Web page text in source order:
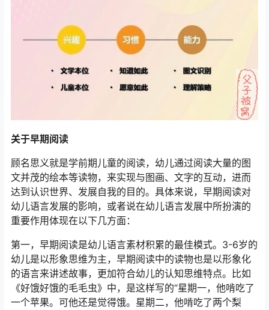
关于早期阅读
顾名思义就是学前期儿童的阅读，幼儿通过阅读大量的图
文并茂的绘本等读物，来实现与图画、文字的互动，进而
达到认识世界、发展自我的目的。具体来说，早期阅读对
幼儿语言发展的影响，或者说在幼儿语言发展中所扮演的
重要作用体现在以下几方面：
第一，早期阅读是幼儿语言素材积累的最佳模式。3-6岁的
幼儿是以形象思维为主，早期阅读中的读物也是以形象化
的语言来讲述故事，更加符合幼儿的认知思维特点。比如
《好饿好饿的毛毛虫》中，是这样写的“星期一，他啃吃了
一个苹果。可他还是觉得饿。星期二，他啃吃了两个梨